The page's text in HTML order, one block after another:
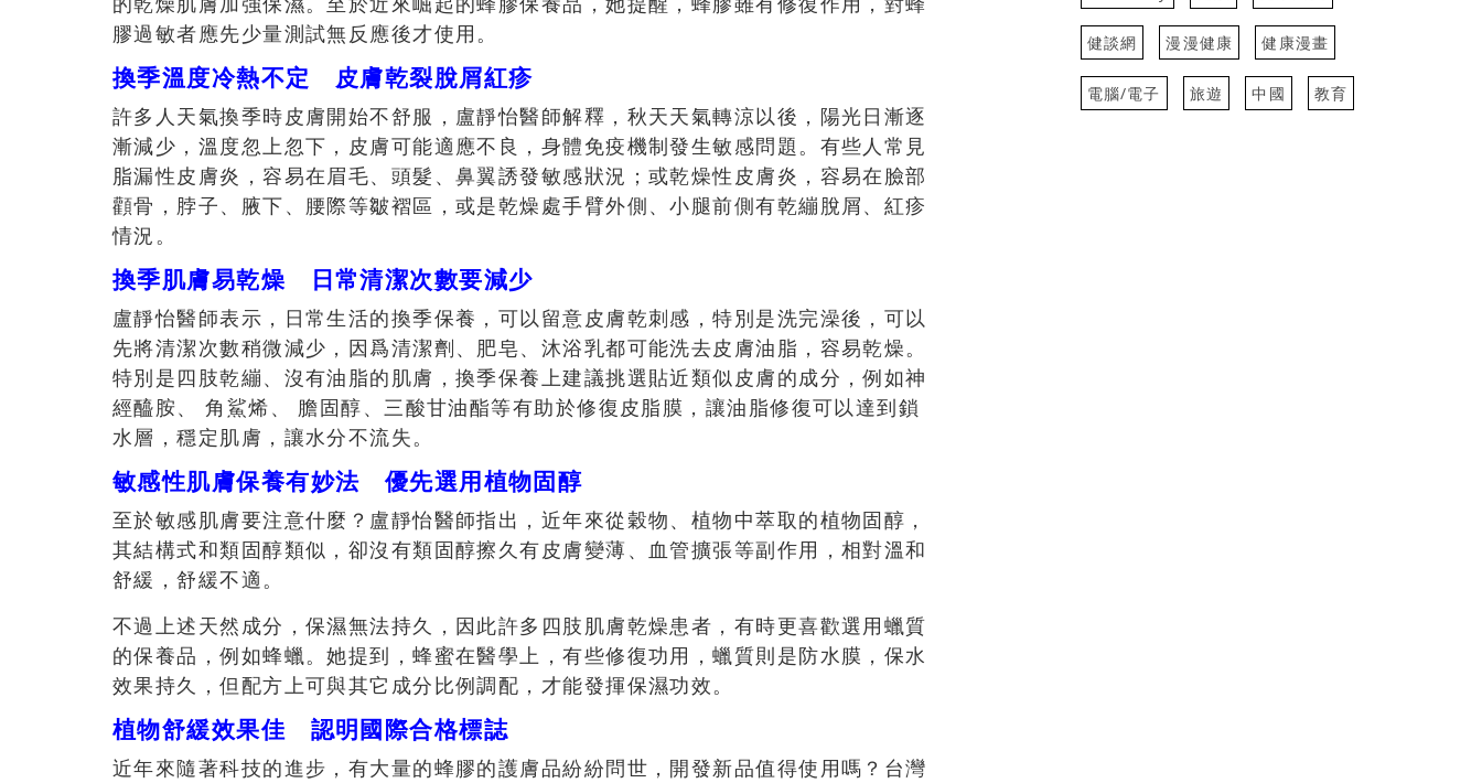
膠過敏者應先少量測試無反應後才使用。
換季溫度冷熱不定 皮膚乾裂脫屑紅疹
許多人天氣換季時皮膚開始不舒服，盧靜怡醫師解釋，秋天天氣轉涼以後，陽光日漸逐
漸減少，溫度忽上忽下，皮膚可能適應不良，身體免疫機制發生敏感問題。有些人常見
脂漏性皮膚炎，容易在眉毛、頭髮、鼻翼誘發敏感狀況；或乾燥性皮膚炎，容易在臉部
顴骨，脖子、腋下、腰際等皺褶區，或是乾燥處手臂外側、小腿前側有乾繃脫屑、紅疹
情況。
換季肌膚易乾燥 日常清潔次數要減少
盧靜怡醫師表示，日常生活的換季保養，可以留意皮膚乾刺感，特別是洗完澡後，可以
先將清潔次數稍微減少，因爲清潔劑、肥皂、沐浴乳都可能洗去皮膚油脂，容易乾燥。
特別是四肢乾繃、沒有油脂的肌膚，換季保養上建議挑選貼近類似皮膚的成分，例如神
經醯胺、 角鯊烯、 膽固醇、三酸甘油酯等有助於修復皮脂膜，讓油脂修復可以達到鎖
水層，穩定肌膚，讓水分不流失。
敏感性肌膚保養有妙法 優先選用植物固醇
至於敏感肌膚要注意什麼？盧靜怡醫師指出，近年來從穀物、植物中萃取的植物固醇，
其結構式和類固醇類似，卻沒有類固醇擦久有皮膚變薄、血管擴張等副作用，相對溫和
舒緩，舒緩不適。
不過上述天然成分，保濕無法持久，因此許多四肢肌膚乾燥患者，有時更喜歡選用蠟質
的保養品，例如蜂蠟。她提到，蜂蜜在醫學上，有些修復功用，蠟質則是防水膜，保水
效果持久，但配方上可與其它成分比例調配，才能發揮保濕功效。
植物舒緩效果佳 認明國際合格標誌
近年來隨著科技的進步，有大量的蜂膠的護膚品紛紛問世，開發新品值得使用嗎？台灣
健談網 漫漫健康 健康漫畫
電腦/電子 旅遊 中國 教育